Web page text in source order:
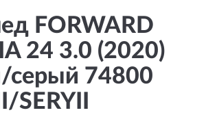
FORWARD
24 3.0 (2020)
серый 74800
SERYII